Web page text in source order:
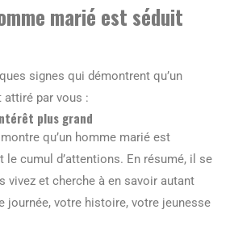
marié est séduit
signes qui démontrent qu’un
attiré par vous :
plus grand
qu’un homme marié est
le cumul d’attentions. En résumé, il se
vivez et cherche à en savoir autant
journée, votre histoire, votre jeunesse